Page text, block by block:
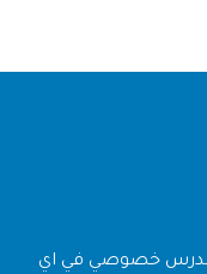
مدرس خصوصي في اي